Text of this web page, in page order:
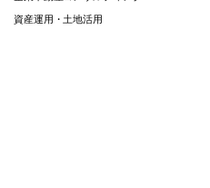
資産運用・土地活用